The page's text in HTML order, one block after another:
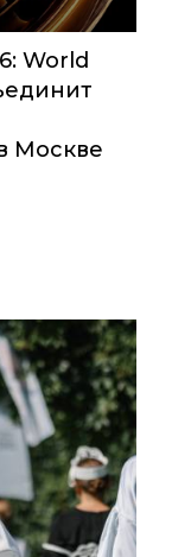
World
Москве